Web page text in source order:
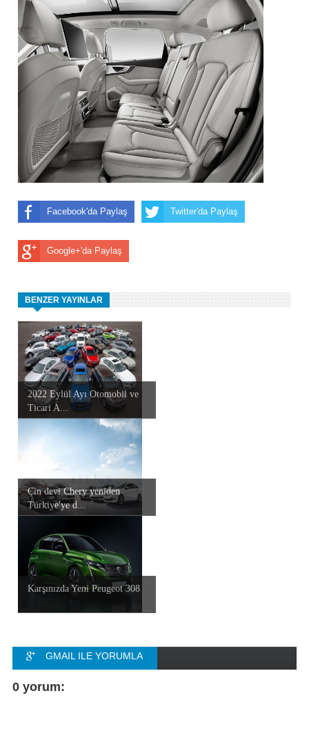
Facebook'da Paylaş Twitter'da Paylaş
Google+'da Paylaş
BENZER YAYINLAR
2022 Eylül Ayı Otomobil ve
Ticari A...
Çin devi Chery yeniden
Türkiye'ye d...
Karşınızda Yeni Peugeot 308
GMAIL ILE YORUMLA
FACEBOOK ILE
0 yorum: